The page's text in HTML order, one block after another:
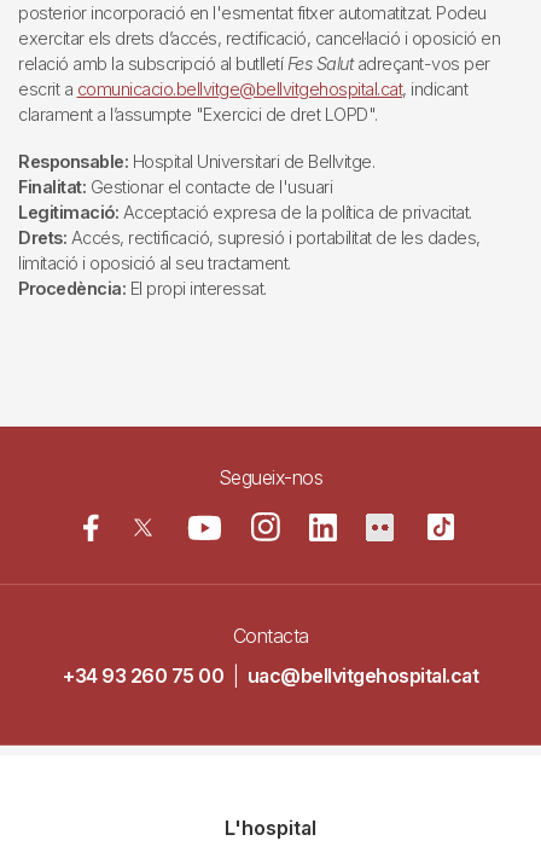
posterior incorporació en l'esmentat fitxer automatitzat. Podeu
exercitar els drets d’accés, rectificació, cancel·lació i oposició en
relació amb la subscripció al butlletí Fes Salutadreçant-vos per
escrit a comunicacio.bellvitge@bellvitgehospital.cat, indicant
clarament a l’assumpte "Exercici de dret LOPD".
Responsable: Hospital Universitari de Bellvitge.
Finalitat: Gestionar el contacte de l'usuari
Legitimació: Acceptació expresa de la política de privacitat.
Drets: Accés, rectificació, supresió i portabilitat de les dades,
limitació i oposició al seu tractament.
Procedència: El propi interessat.
Segueix-nos
Contacta
+34 93 260 75 00
uac@bellvitgehospital.cat
L'hospital